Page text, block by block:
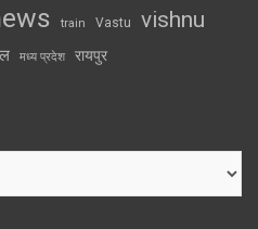
train Vastu vishnu
मध्य प्रदेश रायपुर